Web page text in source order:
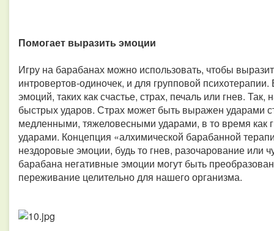
Помогает выразить эмоции
Игру на барабанах можно использовать, чтобы
интровертов-одиночек, и для групповой
эмоций, таких как счастье, страх, печаль или гнев.
быстрых ударов. Страх может быть выражен ударами
медленными, тяжеловесными ударами, в то время как
ударами. Концепция «алхимической барабанной
нездоровые эмоции, будь то гнев, разочарование
барабана негативные эмоции могут быть
переживание целительно для нашего организма.